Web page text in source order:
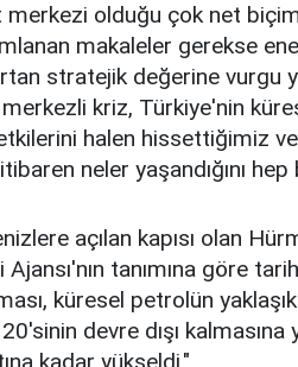
merkezi olduğu çok net
makaleler gerekse
stratejik değerine vurgu
kriz, Türkiye'nin
halen hissettiğimiz
neler yaşandığını
açılan kapısı olan
tanımına göre
küresel petrolün
devre dışı